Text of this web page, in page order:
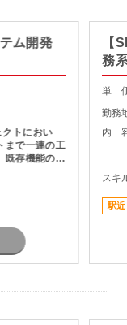
ム開発
トにおい
まで一連の工
既存機能の改
チーム体制
ます。
【
務
単
勤務
内
スキ
駅近